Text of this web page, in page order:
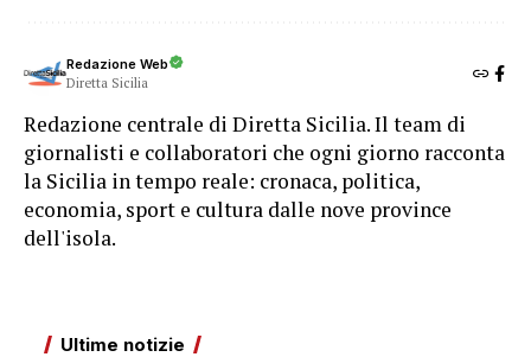
Redazione Web
Diretta Sicilia
Redazione centrale di Diretta Sicilia. Il team di
giornalisti e collaboratori che ogni giorno racconta
la Sicilia in tempo reale: cronaca, politica,
economia, sport e cultura dalle nove province
dell'isola.
Ultime notizie